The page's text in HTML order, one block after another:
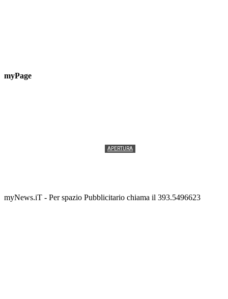
myPage
APERTURA
myNews.iT - Per spazio Pubblicitario chiama il 393.5496623